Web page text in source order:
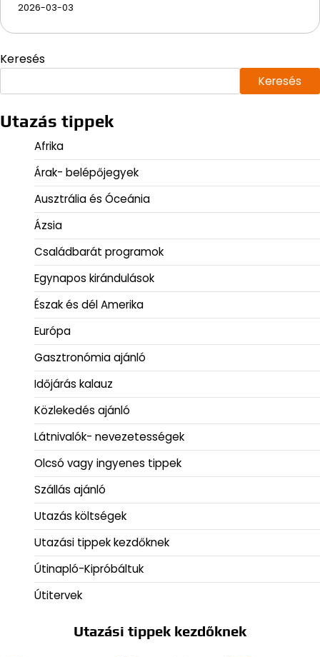
2026-03-03
Keresés
Keresés
Utazás tippek
Afrika
Árak- belépőjegyek
Ausztrália és Óceánia
Ázsia
Családbarát programok
Egynapos kirándulások
Észak és dél Amerika
Európa
Gasztronómia ajánló
Időjárás kalauz
Közlekedés ajánló
Látnivalók- nevezetességek
Olcsó vagy ingyenes tippek
Szállás ajánló
Utazás költségek
Utazási tippek kezdőknek
Útinapló-Kipróbáltuk
Útitervek
Utazási tippek kezdőknek